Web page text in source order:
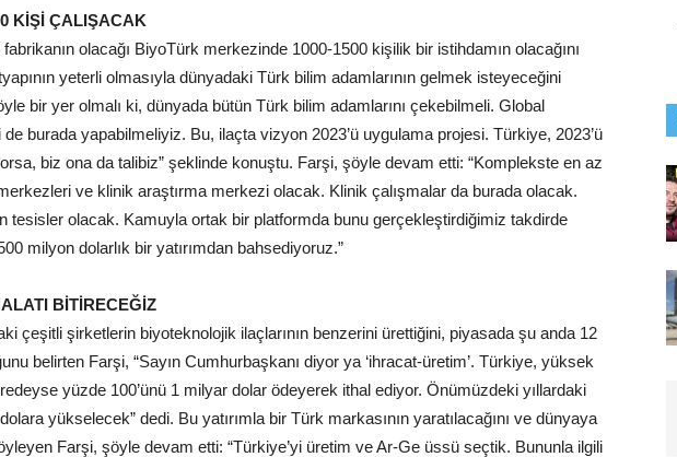
KİŞİ ÇALIŞACAK
olacağı BiyoTürk merkezinde 1000-1500 kişilik bir istihdamın olacağını
yeterli olmasıyla dünyadaki Türk bilim adamlarının gelmek isteyeceğini
bir yer olmalı ki, dünyada bütün Türk bilim adamlarını çekebilmeli. Global
de burada yapabilmeliyiz. Bu, ilaçta vizyon 2023’ü uygulama projesi. Türkiye, 2023’ü
biz ona da talibiz” şeklinde konuştu. Farşi, şöyle devam etti: “Komplekste en az
ve klinik araştırma merkezi olacak. Klinik çalışmalar da burada olacak.
tesisler olacak. Kamuyla ortak bir platformda bunu gerçekleştirdiğimiz takdirde
milyon dolarlık bir yatırımdan bahsediyoruz.”
BİTİRECEĞİZ
çeşitli şirketlerin biyoteknolojik ilaçlarının benzerini ürettiğini, piyasada şu anda 12
belirten Farşi, “Sayın Cumhurbaşkanı diyor ya ‘ihracat-üretim’. Türkiye, yüksek
yüzde 100’ünü 1 milyar dolar ödeyerek ithal ediyor. Önümüzdeki yıllardaki
yükselecek” dedi. Bu yatırımla bir Türk markasının yaratılacağını ve dünyaya
Farşi, şöyle devam etti: “Türkiye’yi üretim ve Ar-Ge üssü seçtik. Bununla ilgili